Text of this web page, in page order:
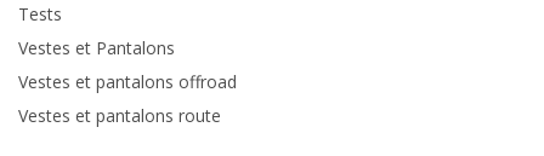
Tests
Vestes et Pantalons
Vestes et pantalons offroad
Vestes et pantalons route